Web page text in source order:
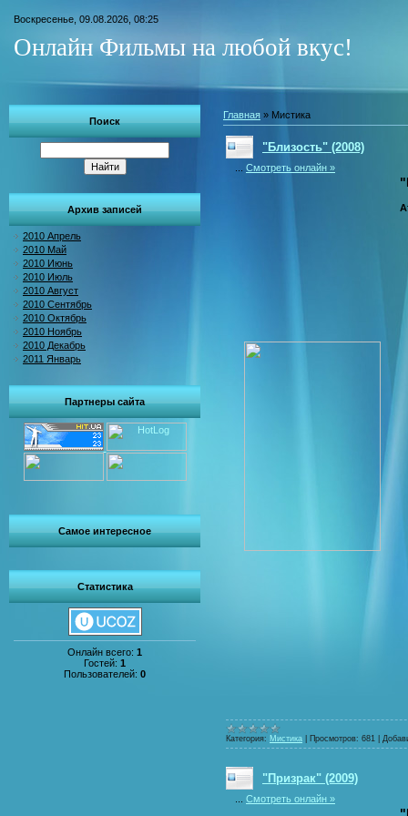
Воскресенье, 09.08.2026, 08:25
Онлайн Фильмы на любой вкус!
Поиск
Архив записей
2010 Апрель
2010 Май
2010 Июнь
2010 Июль
2010 Август
2010 Сентябрь
2010 Октябрь
2010 Ноябрь
2010 Декабрь
2011 Январь
Партнеры сайта
Самое интересное
Статистика
Онлайн всего: 1
Гостей: 1
Пользователей: 0
Главная » Мистика
"Близость" (2008)
Смотреть онлайн »
Категория: Мистика Просмотров: 681
"Призрак" (2009)
Смотреть онлайн »